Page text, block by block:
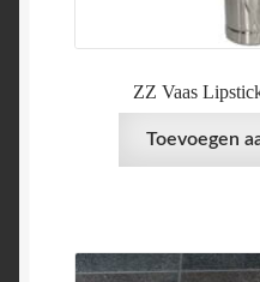
ZZ Vaas
Toevoegen